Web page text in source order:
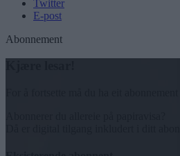
Twitter
E-post
Abonnement